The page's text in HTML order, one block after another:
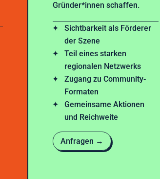
Gründer*innen schaffen.
Sichtbarkeit als Förderer
der Szene
Teil eines starken
regionalen Netzwerks
Zugang zu Community-
Formaten
Gemeinsame Aktionen
und Reichweite
Anfragen →